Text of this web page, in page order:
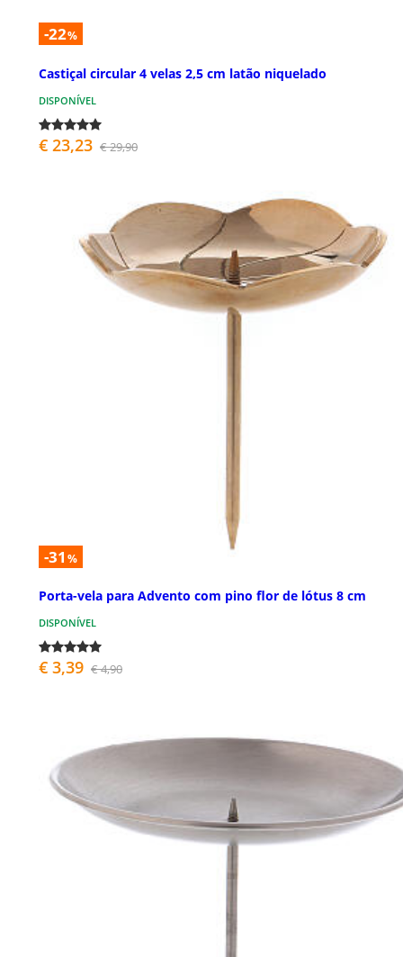
-22%
Castiçal circular 4 velas 2,5 cm latão niquelado
DISPONÍVEL
€ 23,23 € 29,90
-31 %
Porta-vela para Advento com pino flor de lótus 8 cm
DISPONÍVEL
€ 3,39 € 4,90